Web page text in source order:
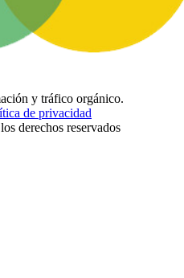
y tráfico orgánico.
de privacidad
derechos reservados